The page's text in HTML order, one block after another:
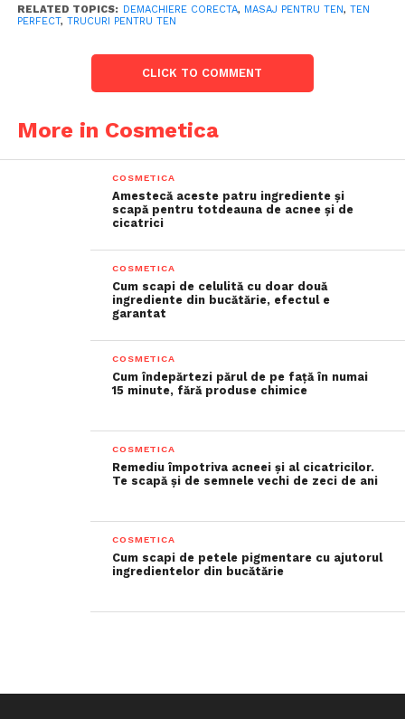
RELATED TOPICS: DEMACHIERE CORECTA, MASAJ PENTRU TEN, TEN
PERFECT, TRUCURI PENTRU TEN
CLICK TO COMMENT
More in Cosmetica
COSMETICA
Amestecă aceste patru ingrediente și
scapă pentru totdeauna de acnee și de
cicatrici
COSMETICA
Cum scapi de celulită cu doar două
ingrediente din bucătărie, efectul e
garantat
COSMETICA
Cum îndepărtezi părul de pe față în numai
15 minute, fără produse chimice
COSMETICA
Remediu împotriva acneei și al cicatricilor.
Te scapă și de semnele vechi de zeci de ani
COSMETICA
Cum scapi de petele pigmentare cu ajutorul
ingredientelor din bucătărie